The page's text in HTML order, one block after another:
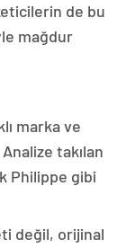
de bu
mağdur
marka ve
takılan
Philippe gibi
değil, orijinal